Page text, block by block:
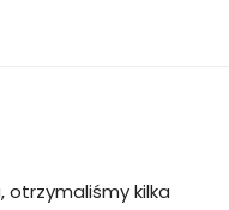
otrzymaliśmy kilka